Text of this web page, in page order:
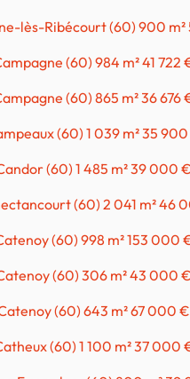
lès-Ribécourt (60) 900
(60) 984 m² 41 722
(60) 865 m² 36 676
(60) 1 039 m² 35
(60) 1 485 m² 39 000
(60) 2 041 m² 46
(60) 998 m² 153 000
(60) 306 m² 43 000
(60) 643 m² 67 000 €
(60) 1 100 m² 37 000